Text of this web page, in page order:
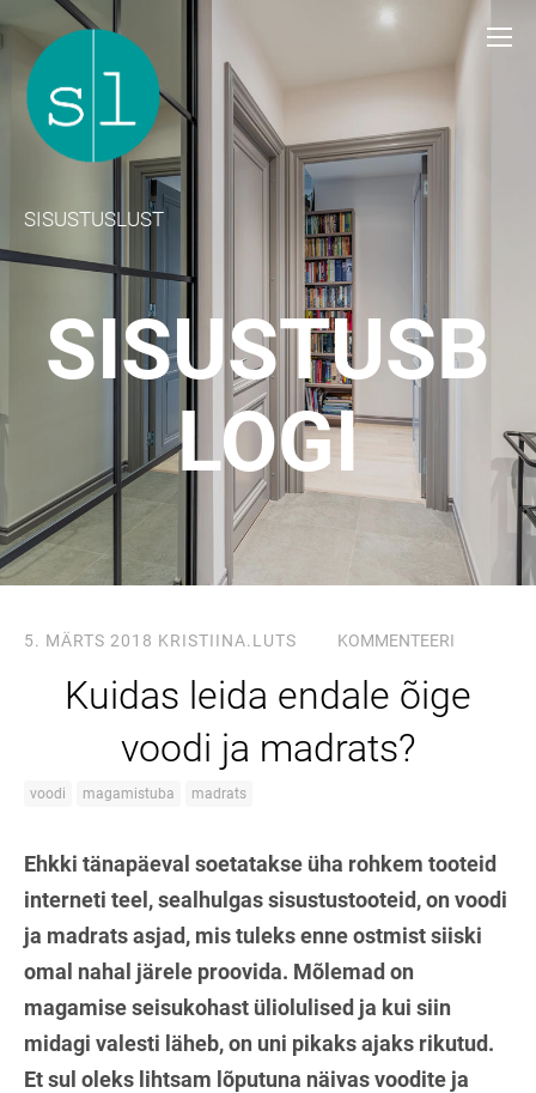
SISUSTUSLUST
SISUSTUSB
LOGI
5. MÄRTS 2018 KRISTIINA.LUTS KOMMENTEERI
Kuidas leida endale õige
voodi ja madrats?
voodi magamistuba madrats
Ehkki tänapäeval soetatakse üha rohkem tooteid
interneti teel, sealhulgas sisustustooteid, on voodi
ja madrats asjad, mis tuleks enne ostmist siiski
omal nahal järele proovida. Mõlemad on
magamise seisukohast üliolulised ja kui siin
midagi valesti läheb, on uni pikaks ajaks rikutud.
Et sul oleks lihtsam lõputuna näivas voodite ja